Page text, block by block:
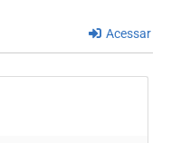
Acessar